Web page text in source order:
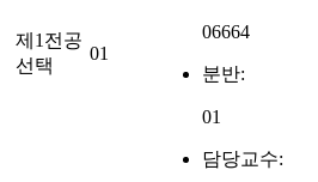
제1전공
선택
01
06664
분반:
01
담당교수: